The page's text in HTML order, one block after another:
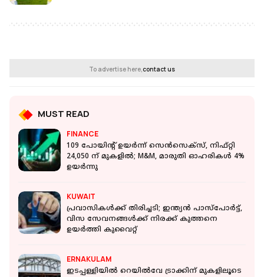
To advertise here,contact us
MUST READ
FINANCE
109 പോയിന്റ് ഉയര്‍ന്ന് സെന്‍സെക്‌സ്, നിഫ്റ്റി
24,050 ന് മുകളില്‍; M&M, മാരുതി ഓഹരികള്‍ 4%
ഉയര്‍ന്നു
KUWAIT
പ്രവാസികൾക്ക് തിരിച്ചടി; ഇന്ത്യൻ പാസ്‌പോർട്ട്,
വിസ സേവനങ്ങൾക്ക് നിരക്ക് കുത്തനെ
ഉയർത്തി കുവൈറ്റ്
ERNAKULAM
ഇടപ്പള്ളിയിൽ റെയിൽവേ ട്രാക്കിന് മുകളിലൂടെ